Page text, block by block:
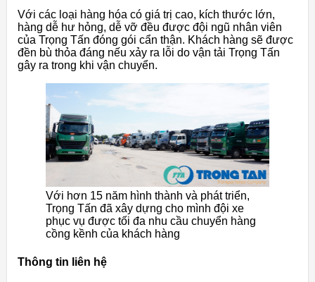
Với các loại hàng hóa có giá trị cao, kích thước lớn,
hàng dễ hư hỏng, dễ vỡ đều được đội ngũ nhân viên
của Trọng Tấn đóng gói cẩn thận. Khách hàng sẽ được
đền bù thỏa đáng nếu xảy ra lỗi do vận tải Trọng Tấn
gây ra trong khi vận chuyển.
Với hơn 15 năm hình thành và phát triển,
Trọng Tấn đã xây dựng cho mình đội xe
phục vụ được tối đa nhu cầu chuyển hàng
cồng kềnh của khách hàng
Thông tin liên hệ